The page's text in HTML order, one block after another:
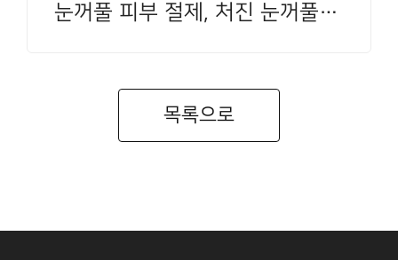
눈꺼풀 피부 절제, 처진 눈꺼풀과
목록으로